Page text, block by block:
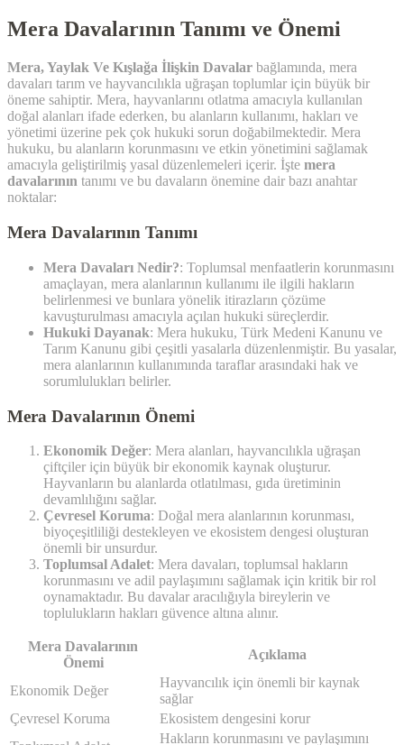
Mera Davalarının Tanımı ve Önemi
Mera, Yaylak Ve Kışlağa İlişkin Davalar bağlamında, mera
davaları tarım ve hayvancılıkla uğraşan toplumlar için büyük bir
öneme sahiptir. Mera, hayvanlarını otlatma amacıyla kullanılan
doğal alanları ifade ederken, bu alanların kullanımı, hakları ve
yönetimi üzerine pek çok hukuki sorun doğabilmektedir. Mera
hukuku, bu alanların korunmasını ve etkin yönetimini sağlamak
amacıyla geliştirilmiş yasal düzenlemeleri içerir. İşte mera
davalarının tanımı ve bu davaların önemine dair bazı anahtar
noktalar:
Mera Davalarının Tanımı
Mera Davaları Nedir?: Toplumsal menfaatlerin korunmasını
amaçlayan, mera alanlarının kullanımı ile ilgili hakların
belirlenmesi ve bunlara yönelik itirazların çözüme
kavuşturulması amacıyla açılan hukuki süreçlerdir.
Hukuki Dayanak: Mera hukuku, Türk Medeni Kanunu ve
Tarım Kanunu gibi çeşitli yasalarla düzenlenmiştir. Bu yasalar,
mera alanlarının kullanımında taraflar arasındaki hak ve
sorumlulukları belirler.
Mera Davalarının Önemi
Ekonomik Değer: Mera alanları, hayvancılıkla uğraşan
çiftçiler için büyük bir ekonomik kaynak oluşturur.
Hayvanların bu alanlarda otlatılması, gıda üretiminin
devamlılığını sağlar.
Çevresel Koruma: Doğal mera alanlarının korunması,
biyoçeşitliliği destekleyen ve ekosistem dengesi oluşturan
önemli bir unsurdur.
Toplumsal Adalet: Mera davaları, toplumsal hakların
korunmasını ve adil paylaşımını sağlamak için kritik bir rol
oynamaktadır. Bu davalar aracılığıyla bireylerin ve
toplulukların hakları güvence altına alınır.
Mera Davalarının
Önemi
Açıklama
Ekonomik Değer
Hayvancılık için önemli bir kaynak
sağlar
Çevresel Koruma
Ekosistem dengesini korur
Hakların korunmasını ve paylaşımını